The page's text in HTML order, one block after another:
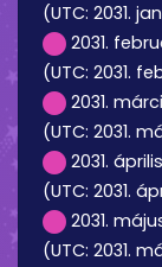
(UTC: 2031.
2031.
(UTC: 2031.
2031.
(UTC: 2031.
2031.
(UTC: 2031.
2031.
(UTC: 2031.